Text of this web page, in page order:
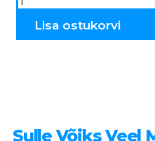
dolomiidist
väike
Lisa ostukorvi
Sulle Võiks Veel